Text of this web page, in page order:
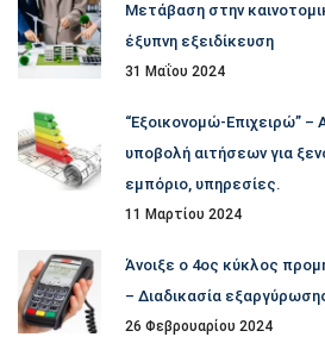
Μετάβαση στην
έξυπνη εξειδίκευση
31 Μαΐου 2024
“Εξοικονομώ-Επιχειρώ” –
υποβολή αιτήσεων για
εμπόριο, υπηρεσίες.
11 Μαρτίου 2024
Άνοιξε ο 4ος κύκλος
– Διαδικασία
26 Φεβρουαρίου 2024